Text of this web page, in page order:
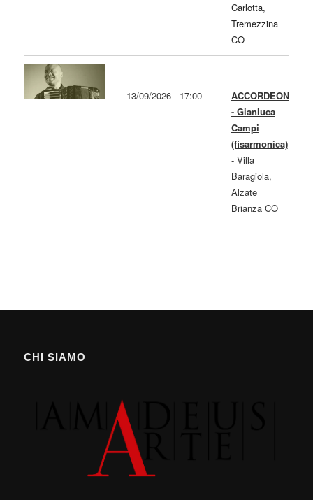
Carlotta,
Tremezzina
CO
13/09/2026 - 17:00
ACCORDEON
- Gianluca
Campi
(fisarmonica)
- Villa
Baragiola,
Alzate
Brianza CO
CHI SIAMO